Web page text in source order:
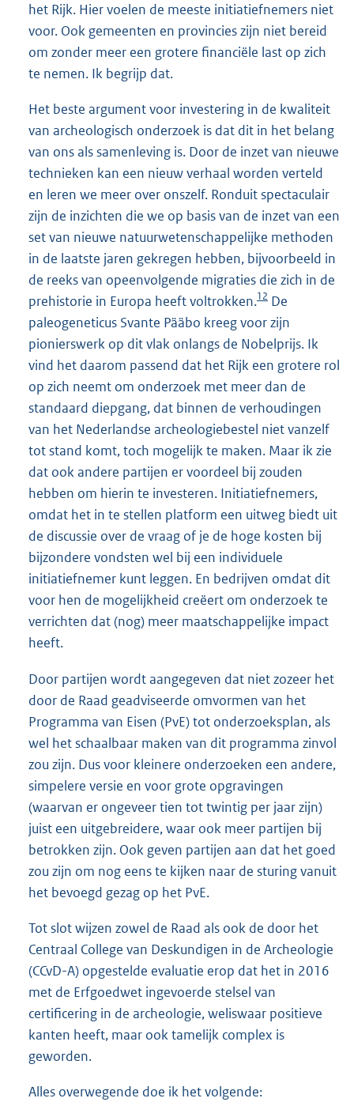
het Rijk. Hier voelen de meeste initiatiefnemers niet
voor. Ook gemeenten en provincies zijn niet bereid
om zonder meer een grotere financiële last op zich
te nemen. Ik begrijp dat.
Het beste argument voor investering in de kwaliteit
van archeologisch onderzoek is dat dit in het belang
van ons als samenleving is. Door de inzet van nieuwe
technieken kan een nieuw verhaal worden verteld
en leren we meer over onszelf. Ronduit spectaculair
zijn de inzichten die we op basis van de inzet van een
set van nieuwe natuurwetenschappelijke methoden
in de laatste jaren gekregen hebben, bijvoorbeeld in
de reeks van opeenvolgende migraties die zich in de
prehistorie in Europa heeft voltrokken.12 De
paleogeneticus Svante Pääbo kreeg voor zijn
pionierswerk op dit vlak onlangs de Nobelprijs. Ik
vind het daarom passend dat het Rijk een grotere rol
op zich neemt om onderzoek met meer dan de
standaard diepgang, dat binnen de verhoudingen
van het Nederlandse archeologiebestel niet vanzelf
tot stand komt, toch mogelijk te maken. Maar ik zie
dat ook andere partijen er voordeel bij zouden
hebben om hierin te investeren. Initiatiefnemers,
omdat het in te stellen platform een uitweg biedt uit
de discussie over de vraag of je de hoge kosten bij
bijzondere vondsten wel bij een individuele
initiatiefnemer kunt leggen. En bedrijven omdat dit
voor hen de mogelijkheid creëert om onderzoek te
verrichten dat (nog) meer maatschappelijke impact
heeft.
Door partijen wordt aangegeven dat niet zozeer het
door de Raad geadviseerde omvormen van het
Programma van Eisen (PvE) tot onderzoeksplan, als
wel het schaalbaar maken van dit programma zinvol
zou zijn. Dus voor kleinere onderzoeken een andere,
simpelere versie en voor grote opgravingen
(waarvan er ongeveer tien tot twintig per jaar zijn)
juist een uitgebreidere, waar ook meer partijen bij
betrokken zijn. Ook geven partijen aan dat het goed
zou zijn om nog eens te kijken naar de sturing vanuit
het bevoegd gezag op het PvE.
Tot slot wijzen zowel de Raad als ook de door het
Centraal College van Deskundigen in de Archeologie
(CCvD-A) opgestelde evaluatie erop dat het in 2016
met de Erfgoedwet ingevoerde stelsel van
certificering in de archeologie, weliswaar positieve
kanten heeft, maar ook tamelijk complex is
geworden.
Alles overwegende doe ik het volgende: